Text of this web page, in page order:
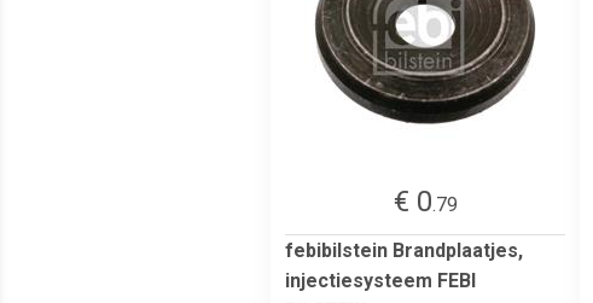
€ 0.79
febibilstein Brandplaatjes,
injectiesysteem FEBI